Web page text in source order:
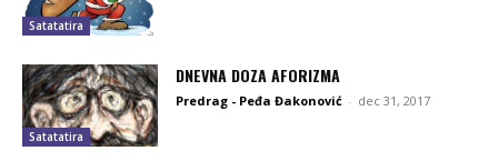
Satatatira
Satatatira
DNEVNA DOZA AFORIZMA
Predrag - Peđa Đakonović - dec 31, 2017